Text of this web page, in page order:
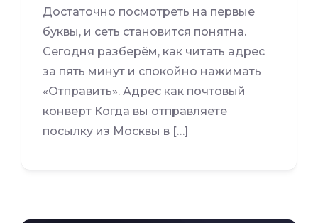
Достаточно посмотреть на первые
буквы, и сеть становится понятна.
Сегодня разберём, как читать адрес
за пять минут и спокойно нажимать
«Отправить». Адрес как почтовый
конверт Когда вы отправляете
посылку из Москвы в […]